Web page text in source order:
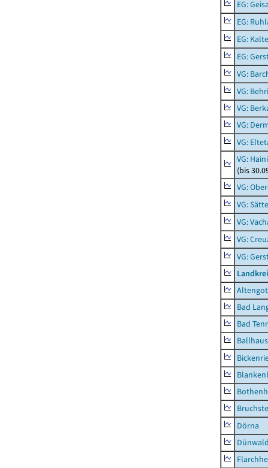
EG:
EG:
EG:
EG:
VG:
VG:
VG:
VG:
VG:
VG:
(bis
VG:
VG:
VG:
VG:
VG:
Bad
Bad
Dörna